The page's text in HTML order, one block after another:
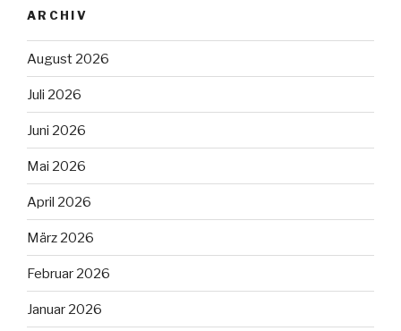
ARCHIV
August 2026
Juli 2026
Juni 2026
Mai 2026
April 2026
März 2026
Februar 2026
Januar 2026